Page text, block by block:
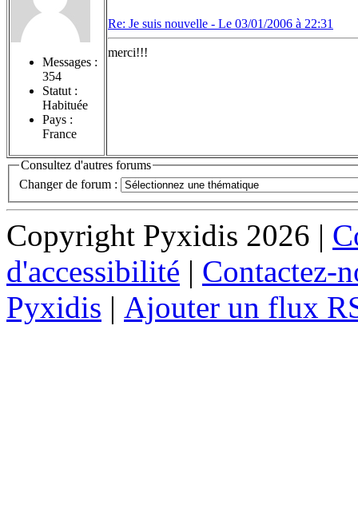
Messages :
354
Statut :
Habituée
Pays :
France
Re: Je suis nouvelle - Le 03/01/2006 à 22:31
merci!!!
Consultez d'autres forums
Changer de forum :
Copyright Pyxidis 2026 |
d'accessibilité | Contactez-
Pyxidis | Ajouter un flux